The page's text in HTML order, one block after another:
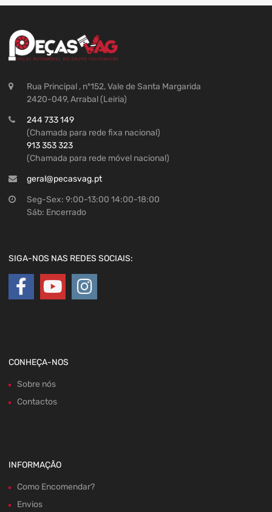
Rua Principal , nº152, Vale de Santa Margarida
2420-049, Arrabal (Leiria)
244 733 149
(Chamada para rede fixa nacional)
913 353 323
(Chamada para rede móvel nacional)
geral@pecasvag.pt
Seg-Sex: 9:00-13:00 14:00-18:00
Sáb: Encerrado
SIGA-NOS NAS REDES SOCIAIS:
CONHEÇA-NOS
Sobre nós
Contactos
INFORMAÇÃO
Como Encomendar?
Envios